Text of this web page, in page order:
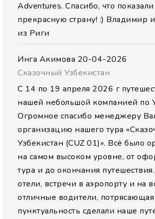
Adventures. Спасибо, что
прекрасную страну! :) Владимир
из Риги
Инга Акимова 20-04-2026
Сказочный Узбекистан
С 14 по 19 апреля 2026 г
нашей небольшой компанией по
Огромное спасибо менеджеру
организацию нашего тура
Узбекистан (CUZ 01)». Всё было
на самом высоком уровне, от
тура и до окончания
отели, встречи в аэропорту и на
отличные водители, потрясающая
пунктуальность сделали наше